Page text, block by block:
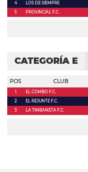
4
LOS DE SIEMPRE
5
PROVINCIAL F.C.
CATEGORÍA E
POS CLUB
1 EL COMBO F.C.
2
EL REJUNTE F.C.
3
LA TIMBANETA F.C.